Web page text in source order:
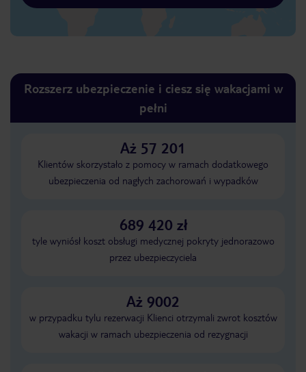
Rozszerz ubezpieczenie i ciesz się wakacjami w
pełni
Aż 57 201
Klientów skorzystało z pomocy w ramach dodatkowego
ubezpieczenia od nagłych zachorowań i wypadków
689 420 zł
tyle wyniósł koszt obsługi medycznej pokryty jednorazowo
przez ubezpieczyciela
Aż 9002
w przypadku tylu rezerwacji Klienci otrzymali zwrot kosztów
wakacji w ramach ubezpieczenia od rezygnacji